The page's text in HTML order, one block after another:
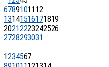
6789101112
13141516171819
20212223242526
2728293031
1234567